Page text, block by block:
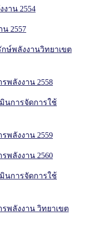
าน 2554
2557
ษ์พลังงานวิทยาเขต
พลังงาน 2558
นการจัดการใช้
พลังงาน 2559
พลังงาน 2560
นการจัดการใช้
พลังงาน วิทยาเขต